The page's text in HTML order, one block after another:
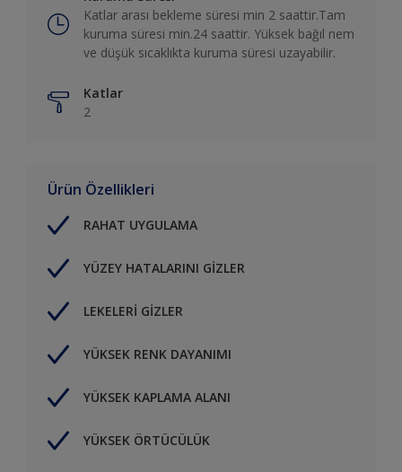
Katlar arası bekleme süresi min 2 saattir.Tam
kuruma süresi min.24 saattir. Yüksek bağıl nem
ve düşük sıcaklıkta kuruma süresi uzayabilir.
Katlar
2
Ürün Özellikleri
RAHAT UYGULAMA
YÜZEY HATALARINI GİZLER
LEKELERİ GİZLER
YÜKSEK RENK DAYANIMI
YÜKSEK KAPLAMA ALANI
YÜKSEK ÖRTÜCÜLÜK